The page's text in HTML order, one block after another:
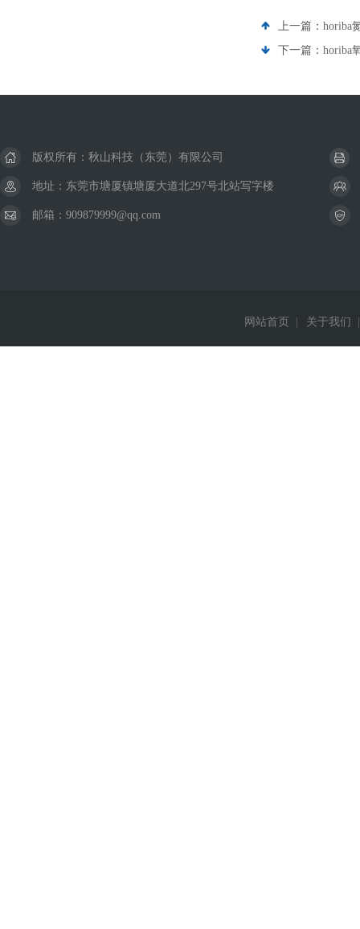
上一篇： horiba
下一篇： horiba
版权所有：秋山科技（东莞）有限公司
地址：东莞市塘厦镇塘厦大道北297号北站写字楼
邮箱：909879999@qq.com
网站首页 关于我们